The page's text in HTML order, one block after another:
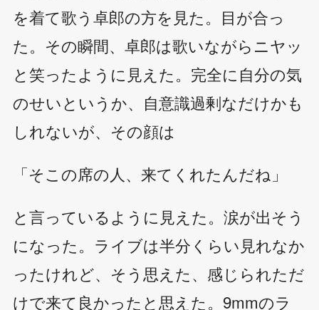
を着て歌う卓郎の方を見た。目が合っ
た。その瞬間、卓郎は歌いながらニヤッ
と笑ったように見えた。完全に自分の気
のせいというか、自意識過剰なだけかも
しれないが、その顔は
「そこの席の人、来てくれたんだね」
と言っているように見えた。涙が出そう
になった。ライブは半分くらい見れなか
ったけれど、そう思えた、感じられただ
けで来て良かったと思えた。9mmのラ